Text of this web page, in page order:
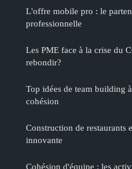
L'offre mobile pro : le
professionnelle
Les PME face à la crise du
rebondir?
Top idées de team building
cohésion
Construction de restaurants
innovante
Cohésion d'équipe : les